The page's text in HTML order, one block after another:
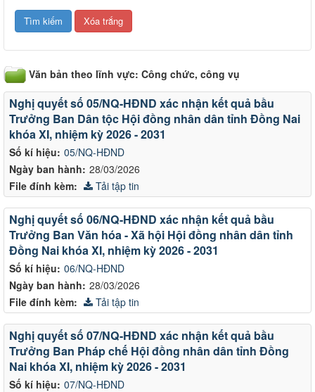
Văn bản theo lĩnh vực: Công chức, công vụ
Số kí hiệu: 05/NQ-HĐND
Ngày ban hành: 28/03/2026
Nghị quyết số 05/NQ-HĐND xác nhận kết quả bầu
Trưởng Ban Dân tộc Hội đồng nhân dân tỉnh Đồng Nai
khóa XI, nhiệm kỳ 2026 - 2031
File đính kèm: Tải tập tin
Số kí hiệu: 06/NQ-HĐND
Ngày ban hành: 28/03/2026
Nghị quyết số 06/NQ-HĐND xác nhận kết quả bầu
Trưởng Ban Văn hóa - Xã hội Hội đồng nhân dân tỉnh
Đồng Nai khóa XI, nhiệm kỳ 2026 - 2031
File đính kèm: Tải tập tin
Số kí hiệu: 07/NQ-HĐND
Nghị quyết số 07/NQ-HĐND xác nhận kết quả bầu
Trưởng Ban Pháp chế Hội đồng nhân dân tỉnh Đồng
Nai khóa XI, nhiệm kỳ 2026 - 2031